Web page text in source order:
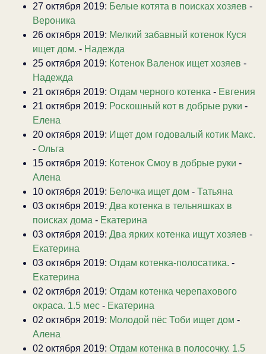
27 октября 2019: Белые котята в поисках хозяев -
Вероника
26 октября 2019: Мелкий забавный котенок Куся
ищет дом. - Надежда
25 октября 2019: Котенок Валенок ищет хозяев -
Надежда
21 октября 2019: Отдам черного котенка - Евгения
21 октября 2019: Роскошный кот в добрые руки -
Елена
20 октября 2019: Ищет дом годовалый котик Макс.
- Ольга
15 октября 2019: Котенок Смоу в добрые руки -
Алена
10 октября 2019: Белочка ищет дом - Татьяна
03 октября 2019: Два котенка в тельняшках в
поисках дома - Екатерина
03 октября 2019: Два ярких котенка ищут хозяев -
Екатерина
03 октября 2019: Отдам котенка-полосатика. -
Екатерина
02 октября 2019: Отдам котенка черепахового
окраса. 1.5 мес - Екатерина
02 октября 2019: Молодой пёс Тоби ищет дом -
Алена
02 октября 2019: Отдам котенка в полосочку. 1.5